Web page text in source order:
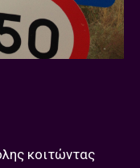
κοιτώντας